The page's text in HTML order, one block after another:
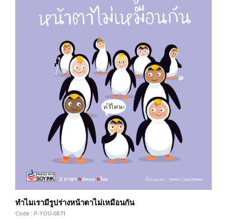
ทำไมเรามีรูปร่างหน้าตาไม่เหมือนกัน
Code : P-YOU-0871